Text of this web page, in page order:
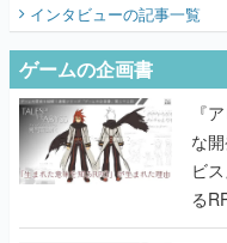
インタビューの記事一覧
ゲームの企画書
『
な
ビ
る
書】